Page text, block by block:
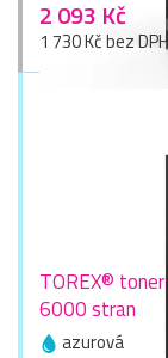
2 093 Kč
1 730 Kč bez DPH
TOREX®
6000 stran
azurová